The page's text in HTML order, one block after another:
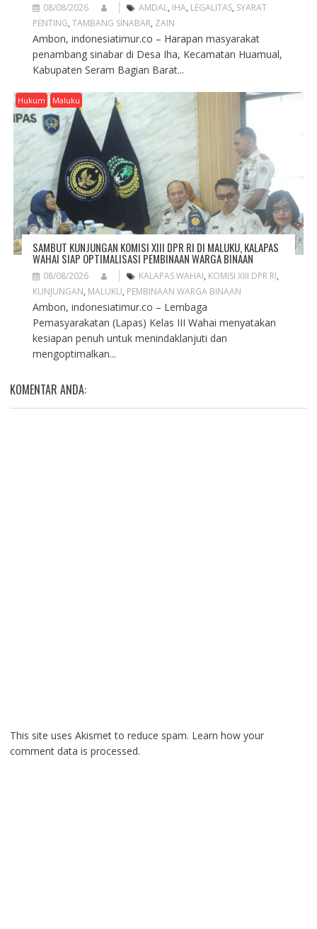
08/08/2026 AMDAL, IHA, LEGALITAS, SYARAT
PENTING, TAMBANG SINABAR, ZAIN
Ambon, indonesiatimur.co – Harapan masyarakat
penambang sinabar di Desa Iha, Kecamatan Huamual,
Kabupaten Seram Bagian Barat...
Hukum Maluku
SAMBUT KUNJUNGAN KOMISI XIII DPR RI DI MALUKU, KALAPAS
WAHAI SIAP OPTIMALISASI PEMBINAAN WARGA BINAAN
08/08/2026 KALAPAS WAHAI, KOMISI XIII DPR RI,
KUNJUNGAN, MALUKU, PEMBINAAN WARGA BINAAN
Ambon, indonesiatimur.co – Lembaga
Pemasyarakatan (Lapas) Kelas III Wahai menyatakan
kesiapan penuh untuk menindaklanjuti dan
mengoptimalkan...
KOMENTAR ANDA:
This site uses Akismet to reduce spam. Learn how your
comment data is processed.